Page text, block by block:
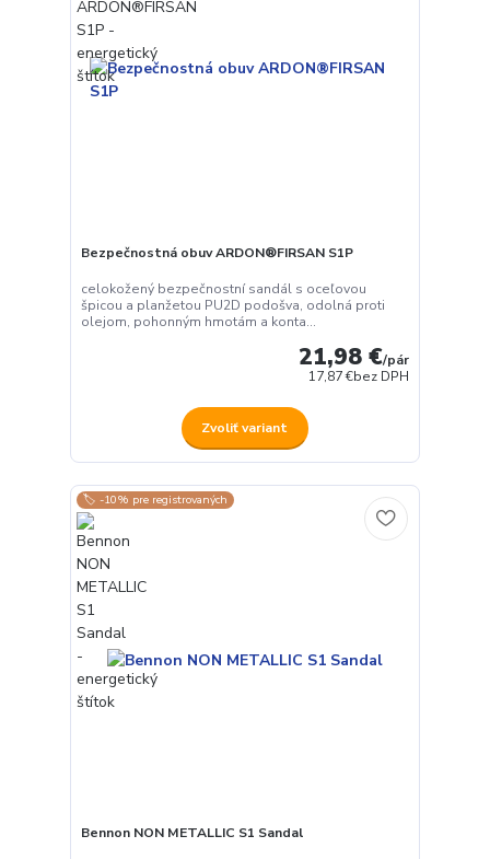
Bezpečnostná obuv ARDON®FIRSAN S1P
celokožený bezpečnostní sandál s oceľovou
špicou a planžetou PU2D podošva, odolná proti
olejom, pohonným hmotám a konta...
21,98 €/pár
17,87 €bez DPH
Zvoliť variant
🏷️ -10% pre registrovaných
Bennon NON METALLIC S1 Sandal